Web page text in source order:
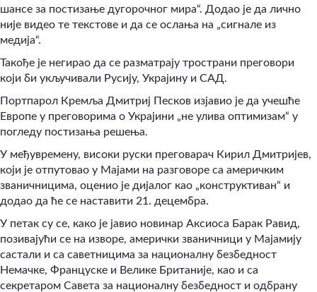
шансе за постизање дугорочног мира“. Додао је да лично
није видео те текстове и да се ослања на „сигнале из
медија“.
Такође је негирао да се разматрају тространи преговори
који би укључивали Русију, Украјину и САД.
Портпарол Кремља Дмитриј Песков изјавио је да учешће
Европе у преговорима о Украјини „не улива оптимизам“ у
погледу постизања решења.
У међувремену, високи руски преговарач Кирил Дмитријев,
који је отпутовао у Мајами на разговоре са америчким
званичницима, оценио је дијалог као „конструктиван“ и
додао да ће се наставити 21. децембра.
У петак су се, како је јавио новинар Аксиоса Барак Равид,
позивајући се на изворе, амерички званичници у Мајамију
састали и са саветницима за националну безбедност
Немачке, Француске и Велике Британије, као и са
секретаром Савета за националну безбедност и одбрану